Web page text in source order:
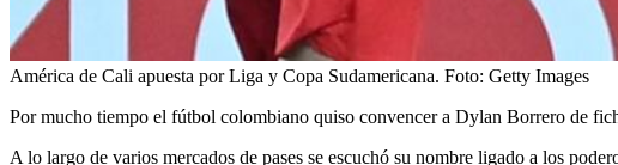
América de Cali apuesta por Liga y Copa Sudamericana. Foto: Getty Images
Por mucho tiempo el fútbol colombiano quiso convencer a Dylan Borrero de
A lo largo de varios mercados de pases se escuchó su nombre ligado a los